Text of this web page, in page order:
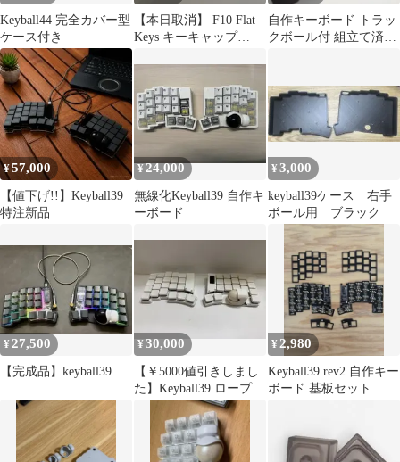
Keyball44 完全カバー型
ケース付き
【本日取消】 F10 Flat
Keys キーキャップ
自作キーボード トラッ
クボール付 組立て済み
¥57,000
【値下げ!!】Keyball39
特注新品
¥24,000
無線化Keyball39 自作キ
ーボード
¥3,000
keyball39ケース 右手
ボール用 ブラック
¥ 27,500
【完成品】keyball39
¥30,000
【￥5000値引きしまし
た】Keyball39 ロープロ
ファイル仕様です
¥ 2,980
Keyball39 rev2 自作キー
ボード 基板セット